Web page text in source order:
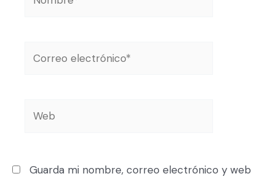
Guarda mi nombre, correo electrónico y web